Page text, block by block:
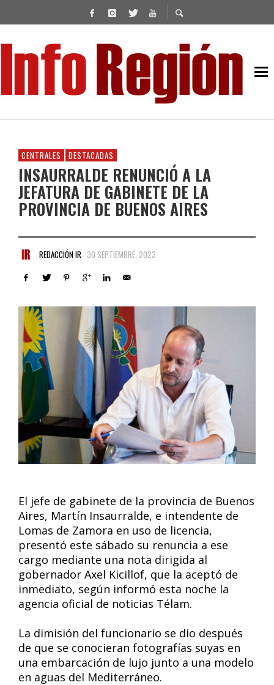
CENTRALES DESTACADAS
INSAURRALDE RENUNCIÓ A LA
JEFATURA DE GABINETE DE LA
PROVINCIA DE BUENOS AIRES
REDACCIÓN IR 30 SEPTIEMBRE, 2023
El jefe de gabinete de la provincia de Buenos
Aires, Martín Insaurralde, e intendente de
Lomas de Zamora en uso de licencia,
presentó este sábado su renuncia a ese
cargo mediante una nota dirigida al
gobernador Axel Kicillof, que la aceptó de
inmediato, según informó esta noche la
agencia oficial de noticias Télam.
La dimisión del funcionario se dio después
de que se conocieran fotografías suyas en
una embarcación de lujo junto a una modelo
en aguas del Mediterráneo.